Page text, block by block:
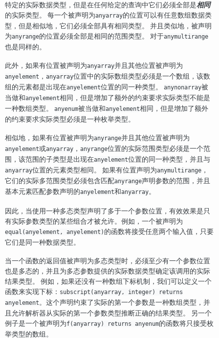
特定的实际数据类型，但是在任何给定的查询中它们必须全部是相同
的实际类型。 每一个被声明为anyarray的位置可以有任意数组数据类
型，但是相似地，它们必须全部具有相同类型。 并且类似地，被声明
为anyrange的位置必须全部是相同的范围类型。 对于anymultirange
也是同样的。
此外，如果有位置被声明为anyarray并且其他位置被声明为
anyelement ， anyarray位置中的实际数组类型必须是一个数组，该数
组的元素都是出现在anyelement位置的同一种类型。 anynonarray被
当做和anyelement相同，但是增加了额外的约束要求实际类型不能是
一种数组类型。
anyenum被当做和anyelement相同，但是增加了额外
的约束要求实际类型必须是一种枚举类型。
相似地，如果有位置被声明为anyrange并且其他位置被声明为
anyelement或anyarray ， anyrange位置的实际范围类型必须是一个范
围，该范围的子类型是出现在anyelement位置的同一种类型，并且与
anyarray位置的元素类型相同。 如果有位置声明为anymultirange ，
它们的实际多范围类型必须包含匹配anyrange声明参数的范围，并且
基本元素匹配参数声明的anyelement和anyarray。
因此，当使用一种多态类型声明了多于一个参数位置，有效效果是只
有实际参数类型的某些组合才被允许。例如，一个被声明为
equal(anyelement, anyelement) 的函数将接受任意两个输入值，只要
它们是同一种数据类型。
当一个函数的返回值被声明为多态类型时，必须至少有一个参数位置
也是多态的，并且为多态参数提供的实际数据类型确定该调用的实际
结果类型。 例如，如果还没有一种数组下标机制，我们可以定义一个
函数来实现下标： subscript(anyarray, integer) returns
anyelement。这个声明约束了实际的第一个参数是一种数组类型，并
且允许解析器从实际的第一个参数类型推断正确的结果类型。 另一个
例子是一个被声明为f(anyarray) returns anyenum的函数将只接受枚
举类型的数组。